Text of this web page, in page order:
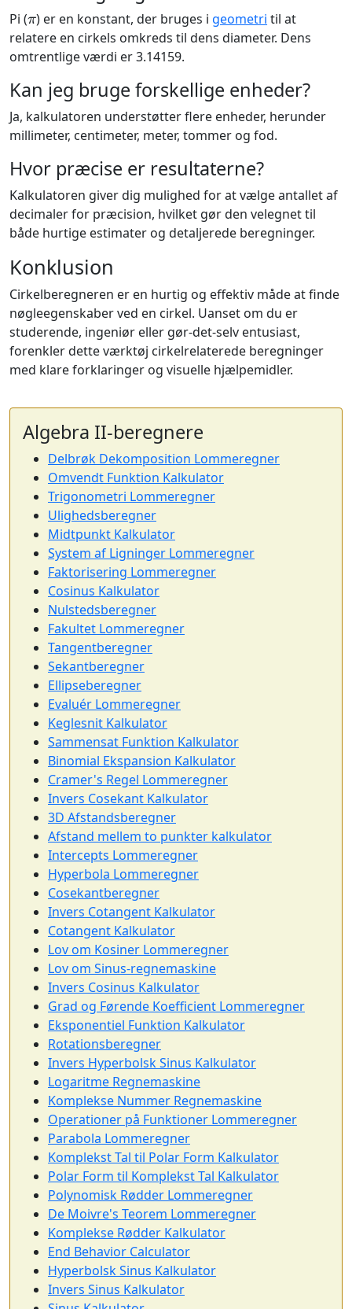
Pi ( ) er en konstant, der bruges i geometri til at
relatere en cirkels omkreds til dens diameter. Dens
omtrentlige værdi er 3.14159.
Kan jeg bruge forskellige enheder?
Ja, kalkulatoren understøtter flere enheder, herunder
millimeter, centimeter, meter, tommer og fod.
Hvor præcise er resultaterne?
Kalkulatoren giver dig mulighed for at vælge antallet af
decimaler for præcision, hvilket gør den velegnet til
både hurtige estimater og detaljerede beregninger.
Konklusion
Cirkelberegneren er en hurtig og effektiv måde at finde
nøgleegenskaber ved en cirkel. Uanset om du er
studerende, ingeniør eller gør-det-selv entusiast,
forenkler dette værktøj cirkelrelaterede beregninger
med klare forklaringer og visuelle hjælpemidler.
Algebra II-beregnere
Delbrøk Dekomposition Lommeregner
Omvendt Funktion Kalkulator
Trigonometri Lommeregner
Ulighedsberegner
Midtpunkt Kalkulator
System af Ligninger Lommeregner
Faktorisering Lommeregner
Cosinus Kalkulator
Nulstedsberegner
Fakultet Lommeregner
Tangentberegner
Sekantberegner
Ellipseberegner
Evaluér Lommeregner
Keglesnit Kalkulator
Sammensat Funktion Kalkulator
Binomial Ekspansion Kalkulator
Cramer's Regel Lommeregner
Invers Cosekant Kalkulator
3D Afstandsberegner
Afstand mellem to punkter kalkulator
Intercepts Lommeregner
Hyperbola Lommeregner
Cosekantberegner
Invers Cotangent Kalkulator
Cotangent Kalkulator
Lov om Kosiner Lommeregner
Lov om Sinus-regnemaskine
Invers Cosinus Kalkulator
Grad og Førende Koefficient Lommeregner
Eksponentiel Funktion Kalkulator
Rotationsberegner
Invers Hyperbolsk Sinus Kalkulator
Logaritme Regnemaskine
Komplekse Nummer Regnemaskine
Operationer på Funktioner Lommeregner
Parabola Lommeregner
Komplekst Tal til Polar Form Kalkulator
Polar Form til Komplekst Tal Kalkulator
Polynomisk Rødder Lommeregner
De Moivre's Teorem Lommeregner
Komplekse Rødder Kalkulator
End Behavior Calculator
Hyperbolsk Sinus Kalkulator
Invers Sinus Kalkulator